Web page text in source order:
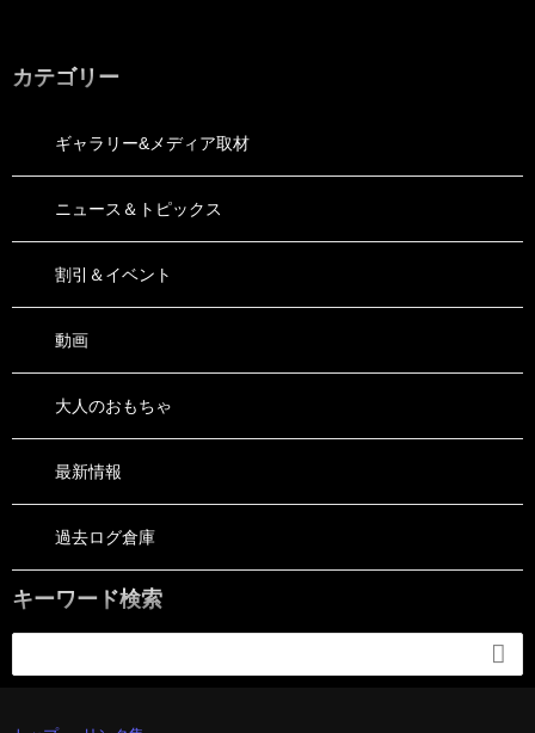
カテゴリー
ギャラリー&メディア取材
ニュース＆トピックス
割引＆イベント
動画
大人のおもちゃ
最新情報
過去ログ倉庫
キーワード検索
